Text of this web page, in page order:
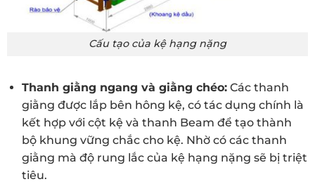
Cấu tạo của kệ hạng nặng
Thanh giằng ngang và giằng chéo:Các thanh
giằng được lắp bên hông kệ, có tác dụng chính là
kết hợp với cột kệ và thanh Beam để tạo thành
bộ khung vững chắc cho kệ. Nhờ có các thanh
giằng mà độ rung lắc của kệ hạng nặng sẽ bị triệt
tiêu.